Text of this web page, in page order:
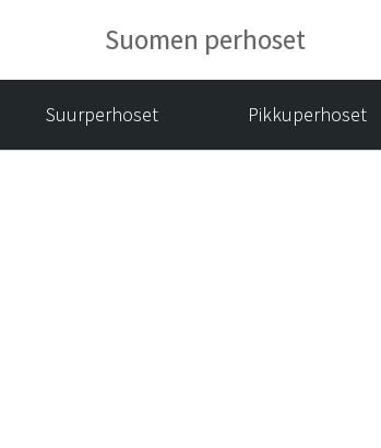
Suomen perhoset
Suurperhoset Pikkuperhoset